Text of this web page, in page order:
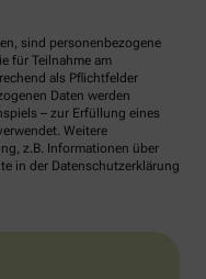
sind personenbezogene
für Teilnahme am
als Pflichtfelder
Daten werden
– zur Erfüllung eines
Weitere
z.B. Informationen über
in der Datenschutzerklärung